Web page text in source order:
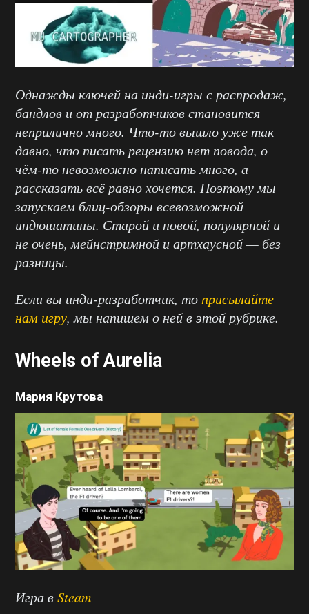
Однажды ключей на инди-игры с распродаж,
бандлов и от разработчиков становится
неприлично много. Что-то вышло уже так
давно, что писать рецензию нет повода, о
чём-то невозможно написать много, а
рассказать всё равно хочется. Поэтому мы
запускаем блиц-обзоры всевозможной
индюшатины. Старой и новой, популярной и
не очень, мейнстримной и артхаусной — без
разницы.
Если вы инди-разработчик, топрисылайте
нам игру, мы напишем о ней в этой рубрике.
Wheels of Aurelia
Мария Крутова
Игра вSteam